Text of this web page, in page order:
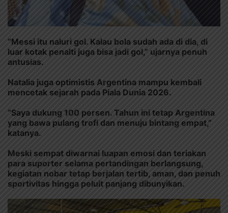
“Messi itu naluri gol. Kalau bola sudah ada di dia, di
luar kotak penalti juga bisa jadi gol,” ujarnya penuh
antusias.
Natalia juga optimistis Argentina mampu kembali
mencetak sejarah pada Piala Dunia 2026.
“Saya dukung 100 persen. Tahun ini tetap Argentina
yang bawa pulang trofi dan menuju bintang empat,”
katanya.
Meski sempat diwarnai luapan emosi dan teriakan
para suporter selama pertandingan berlangsung,
kegiatan nobar tetap berjalan tertib, aman, dan penuh
sportivitas hingga peluit panjang dibunyikan.